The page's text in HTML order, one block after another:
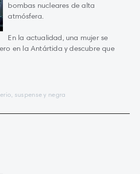
bombas nucleares de alta
atmósfera.
En la actualidad, una mujer se
en la Antártida y descubre que
suspense y negra